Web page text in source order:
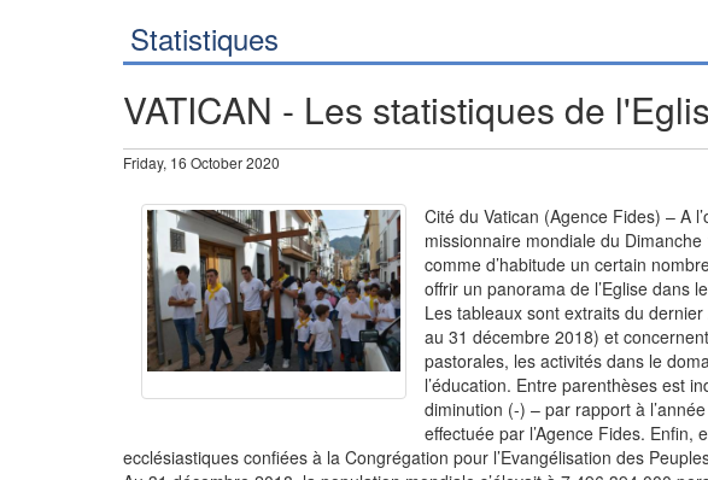
Statistiques
VATICAN - Les statistiques de
Friday, 16 October 2020
Cité du Vatican (Agence Fides) – A
missionnaire mondiale du
comme d’habitude un certain
offrir un panorama de l’Eglise dans
Les tableaux sont extraits du
au 31 décembre 2018) et
pastorales, les activités dans le
l’éducation. Entre parenthèses est
diminution (-) – par rapport à
effectuée par l’Agence Fides.
ecclésiastiques confiées à la Congrégation pour l’Evangélisation des